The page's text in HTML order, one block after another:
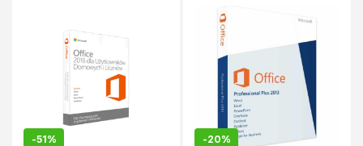
-51% -20%